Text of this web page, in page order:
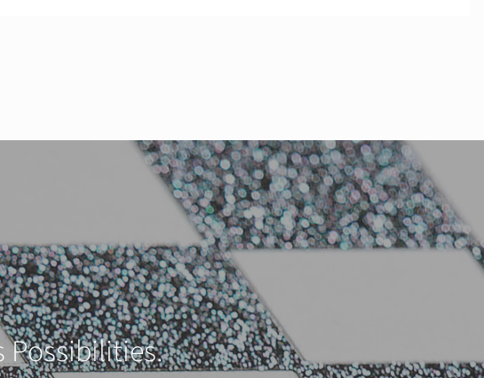
Possibilities.